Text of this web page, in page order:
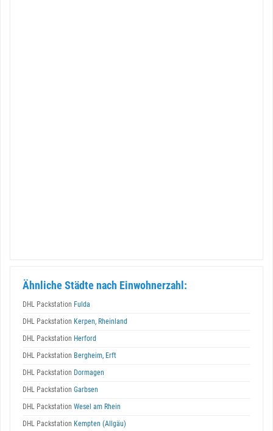
Ähnliche Städte nach Einwohnerzahl:
DHL Packstation Fulda
DHL Packstation Kerpen, Rheinland
DHL Packstation Herford
DHL Packstation Bergheim, Erft
DHL Packstation Dormagen
DHL Packstation Garbsen
DHL Packstation Wesel am Rhein
DHL Packstation Kempten (Allgäu)